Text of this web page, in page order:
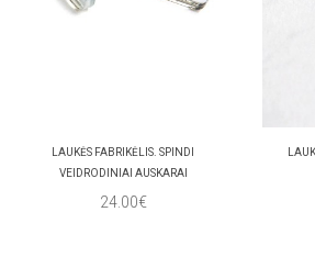
LAUKĖS FABRIKĖLIS. SPINDI
VEIDRODINIAI AUSKARAI
24.00€